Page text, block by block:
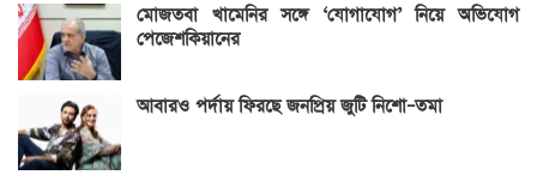
মোজতবা খামেনির সঙ্গে ‘যোগাযোগ’ নিয়ে অভিযোগ
পেজেশকিয়ানের
আবারও পর্দায় ফিরছে জনপ্রিয় জুটি নিশো–তমা